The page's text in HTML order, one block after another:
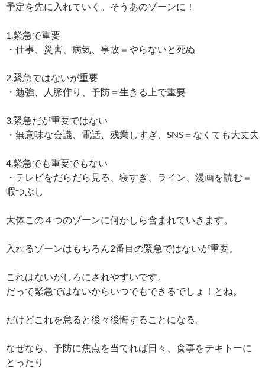
予定を先に入れていく。そうあのゾーンに！
1.緊急で重要
・仕事、災害、病気、事故＝やらないと死ぬ
2.緊急ではないが重要
・勉強、人脈作り、予防＝生きる上で重要
3.緊急だが重要ではない
・無意味な会議、電話、残業しすぎ、SNS＝なくても大丈夫
4.緊急でも重要でもない
・テレビをだらだら見る、寝すぎ、ライン、漫画を読む＝
暇つぶし
大体この４つのゾーンに何かしら含まれていきます。
入れるゾーンはもちろん2番目の緊急ではないが重要。
これはないがしろにされやすいです。
だって緊急ではないからいつでもできるでしょ！とね。
だけどこれを怠ると後々後悔することになる。
なぜなら、予防に焦点を当てれば日々、食事をテキトーに
とったり